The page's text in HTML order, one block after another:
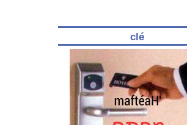
clé